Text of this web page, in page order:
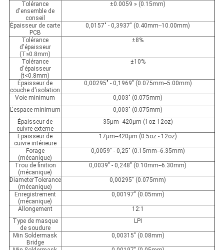
Tolérance
d'ensemble de
conseil
±0.0059 » (0.15mm)
Épaisseur de carte
PCB
0,0157" - 0,3937" (0.40mm--10.00mm)
Tolérance
d'épaisseur
(T≥0.8mm)
±8%
Tolérance
d'épaisseur
(t<0.8mm)
±10%
Épaisseur de
couche d'isolation
0,00295" - 0,1969" (0.075mm--5.00mm)
Voie minimum
0,003" (0.075mm)
L'espace minimum
0,003" (0.075mm)
Épaisseur de
cuivre externe
35µm--420µm (1oz-12oz)
Épaisseur de
cuivre intérieure
17µm--420µm (0.5oz - 12oz)
Forage
(mécanique)
0,0059" - 0,25" (0.15mm--6.35mm)
Trou de finition
(mécanique)
0,0039" - 0,248" (0.10mm--6.30mm)
DiameterTolerance
(mécanique)
0,00295" (0.075mm)
Enregistrement
(mécanique)
0,00197" (0.05mm)
Allongement
12:1
Type de masque
de soudure
LPI
Min Soldermask
Bridge
0,00315" (0.08mm)